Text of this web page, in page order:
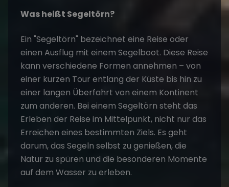
Was heißt Segeltörn?
Ein "Segeltörn" bezeichnet eine Reise oder
einen Ausflug mit einem Segelboot. Diese Reise
kann verschiedene Formen annehmen – von
einer kurzen Tour entlang der Küste bis hin zu
einer langen Überfahrt von einem Kontinent
zum anderen. Bei einem Segeltörn steht das
Erleben der Reise im Mittelpunkt, nicht nur das
Erreichen eines bestimmten Ziels. Es geht
darum, das Segeln selbst zu genießen, die
Natur zu spüren und die besonderen Momente
auf dem Wasser zu erleben.